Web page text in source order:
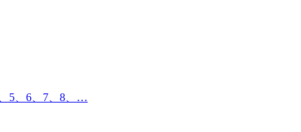
5、6、7、8、…